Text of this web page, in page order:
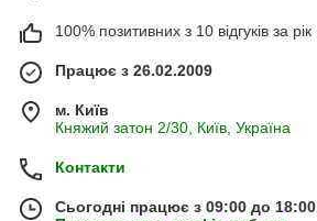
100% позитивних з 10 відгуків за рік
Працює з 26.02.2009
м. Київ
Княжий затон 2/30, Київ, Україна
Контакти
Сьогодні працює з 09:00 до 18:00